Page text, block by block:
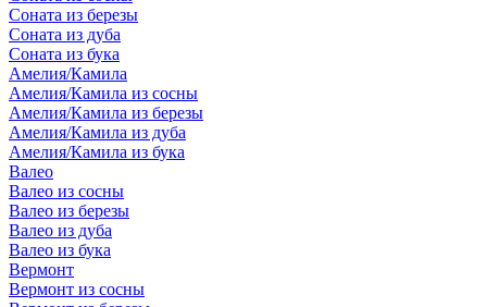
Соната из березы
Соната из дуба
Соната из бука
Амелия/Камила
Амелия/Камила из сосны
Амелия/Камила из березы
Амелия/Камила из дуба
Амелия/Камила из бука
Валео
Валео из сосны
Валео из березы
Валео из дуба
Валео из бука
Вермонт
Вермонт из сосны